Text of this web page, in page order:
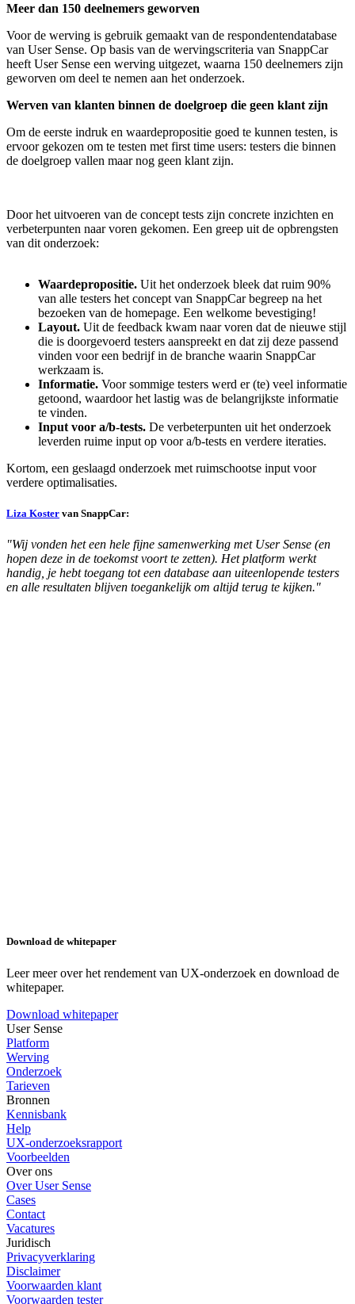
Meer dan 150 deelnemers geworven
Voor de werving is gebruik gemaakt van de respondentendatabase
van User Sense. Op basis van de wervingscriteria van SnappCar
heeft User Sense een werving uitgezet, waarna 150 deelnemers zijn
geworven om deel te nemen aan het onderzoek.
Werven van klanten binnen de doelgroep die geen klant zijn
Om de eerste indruk en waardepropositie goed te kunnen testen, is
ervoor gekozen om te testen met first time users: testers die binnen
de doelgroep vallen maar nog geen klant zijn.
Door het uitvoeren van de concept tests zijn concrete inzichten en
verbeterpunten naar voren gekomen. Een greep uit de opbrengsten
van dit onderzoek:
Waardepropositie. Uit het onderzoek bleek dat ruim 90%
van alle testers het concept van SnappCar begreep na het
bezoeken van de homepage. Een welkome bevestiging!
Layout. Uit de feedback kwam naar voren dat de nieuwe stijl
die is doorgevoerd testers aanspreekt en dat zij deze passend
vinden voor een bedrijf in de branche waarin SnappCar
werkzaam is.
Informatie. Voor sommige testers werd er (te) veel informatie
getoond, waardoor het lastig was de belangrijkste informatie
te vinden.
Input voor a/b-tests. De verbeterpunten uit het onderzoek
leverden ruime input op voor a/b-tests en verdere iteraties.
Kortom, een geslaagd onderzoek met ruimschootse input voor
verdere optimalisaties.
Liza Koster van SnappCar:
"Wij vonden het een hele fijne samenwerking met User Sense (en
hopen deze in de toekomst voort te zetten). Het platform werkt
handig, je hebt toegang tot een database aan uiteenlopende testers
en alle resultaten blijven toegankelijk om altijd terug te kijken."
Download de whitepaper
Leer meer over het rendement van UX-onderzoek en download de
whitepaper.
Download whitepaper
User Sense
Platform
Werving
Onderzoek
Tarieven
Bronnen
Kennisbank
Help
UX-onderzoeksrapport
Voorbeelden
Over ons
Over User Sense
Cases
Contact
Vacatures
Juridisch
Privacyverklaring
Disclaimer
Voorwaarden klant
Voorwaarden tester